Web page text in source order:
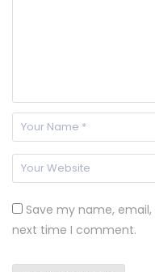
Save my name,
next time I comment.